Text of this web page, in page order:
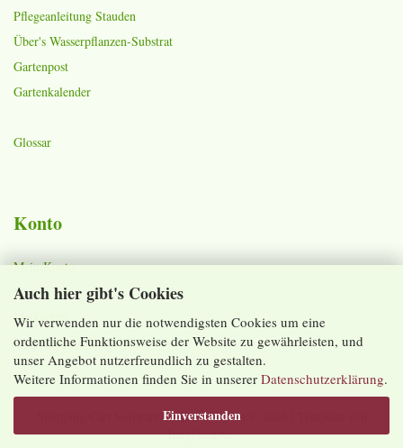
Auch hier gibt's Cookies
Wir verwenden nur die notwendigsten Cookies um eine
ordentliche Funktionsweise der Website zu gewährleisten, und
unser Angebot nutzerfreundlich zu gestalten.
Weitere Informationen finden Sie in unserer Datenschutzerklärung.
Einverstanden
Pflegeanleitung Stauden
Über's Wasserpflanzen-Substrat
Gartenpost
Gartenkalender
Glossar
Konto
Mein Konto
Warenkorb
Merkzettel
Lieferzeiten und Versandkosten
by Gambio.com © 2026 | Template von
JungCreative.